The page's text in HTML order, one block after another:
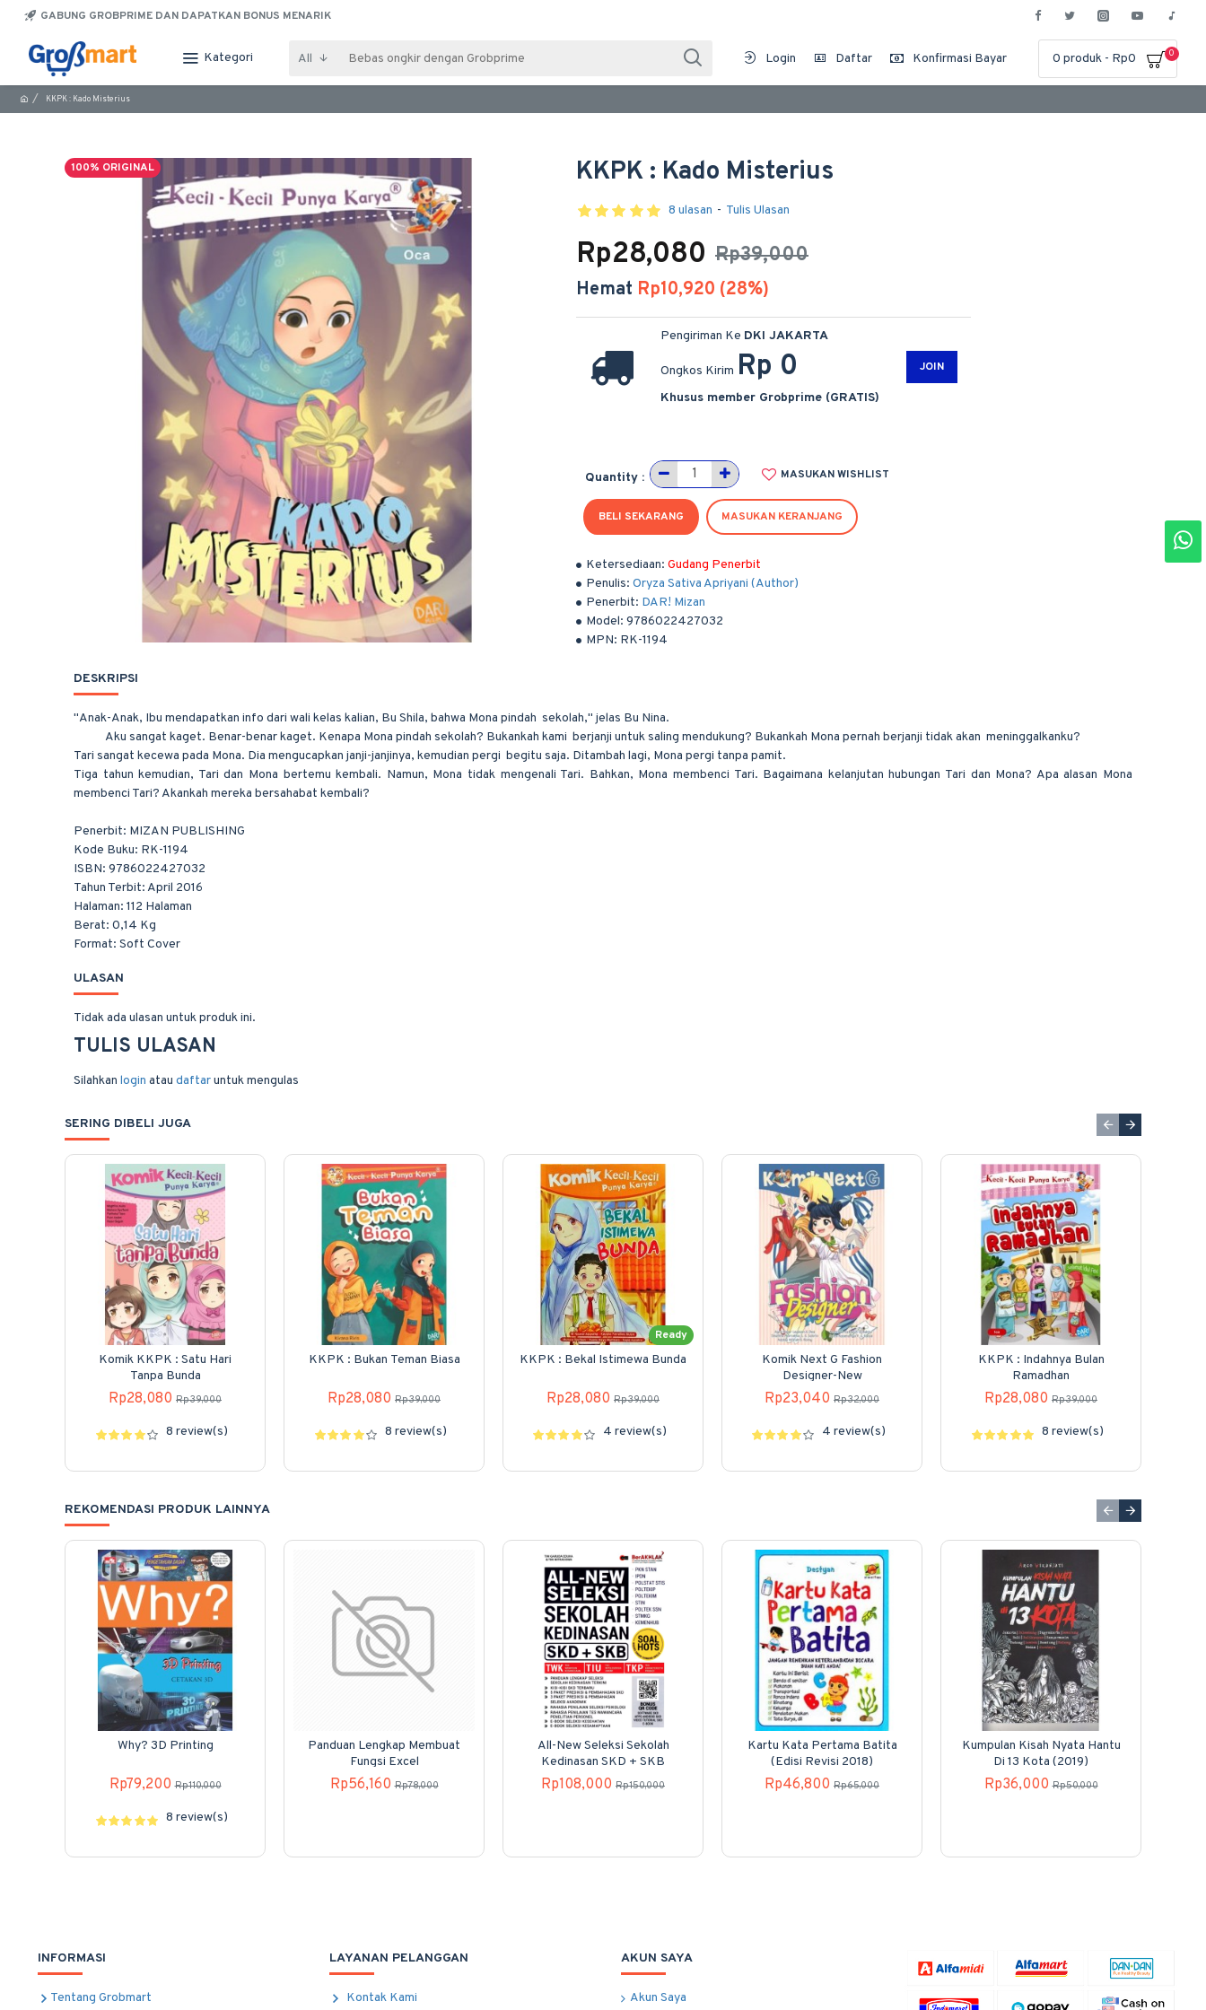
GABUNG GROBPRIME DAN DAPATKAN BONUS MENARIK
Kategori All Login Daftar Konfirmasi Bayar 0 produk - Rp0 0
KKPK : Kado Misterius
100% ORIGINAL KKPK : Kado Misterius
Ketersediaan: Gudang Penerbit
Penulis: Oryza Sativa Apriyani (Author)
Penerbit: DAR! Mizan
Model: 9786022427032
MPN: RK-1194
8 ulasan - Tulis Ulasan
Rp39,000
Rp28,080
Hemat Rp10,920 (28%)
Pengiriman Ke DKI JAKARTA
Ongkos Kirim Rp 0
Khusus member Grobprime (GRATIS)
JOIN
Quantity : MASUKAN WISHLIST
BELI SEKARANG MASUKAN KERANJANG
DESKRIPSI
"Anak-Anak, Ibu mendapatkan info dari wali kelas kalian, Bu Shila, bahwa Mona pindah sekolah," jelas Bu Nina.
Aku sangat kaget. Benar-benar kaget. Kenapa Mona pindah sekolah? Bukankah kami berjanji untuk saling mendukung? Bukankah Mona pernah berjanji tidak akan meninggalkanku?
Tari sangat kecewa pada Mona. Dia mengucapkan janji-janjinya, kemudian pergi begitu saja. Ditambah lagi, Mona pergi tanpa pamit.
Tiga tahun kemudian, Tari dan Mona bertemu kembali. Namun, Mona tidak mengenali Tari. Bahkan, Mona membenci Tari. Bagaimana kelanjutan hubungan Tari dan Mona? Apa alasan Mona
membenci Tari? Akankah mereka bersahabat kembali?
Penerbit: MIZAN PUBLISHING
Kode Buku: RK-1194
ISBN: 9786022427032
Tahun Terbit: April 2016
Halaman: 112 Halaman
Berat: 0,14 Kg
Format: Soft Cover
ULASAN
Tidak ada ulasan untuk produk ini.
TULIS ULASAN
Silahkan login atau daftaruntuk mengulas
SERING DIBELI JUGA
Komik KKPK : Satu Hari
Tanpa Bunda
Rp28,080 Rp39,000
8 review(s)
KKPK : Bukan Teman Biasa
Rp28,080 Rp39,000
8 review(s)
Ready
KKPK : Bekal Istimewa Bunda
Rp28,080 Rp39,000
4 review(s)
Komik Next G Fashion
Designer-New
Rp23,040 Rp32,000
4 review(s)
KKPK : Indahnya Bulan
Ramadhan
Rp28,080 Rp39,000
8 review(s)
REKOMENDASI PRODUK LAINNYA
Why? 3D Printing
Rp79,200 Rp110,000
8 review(s)
Panduan Lengkap Membuat
Fungsi Excel
Rp56,160 Rp78,000
All-New Seleksi Sekolah
Kedinasan SKD + SKB
Rp108,000 Rp150,000
Kartu Kata Pertama Batita
(Edisi Revisi 2018)
Rp46,800 Rp65,000
Kumpulan Kisah Nyata Hantu
Di 13 Kota (2019)
Rp36,000 Rp50,000
INFORMASI
Tentang Grobmart
LAYANAN PELANGGAN
Kontak Kami
AKUN SAYA
Akun Saya